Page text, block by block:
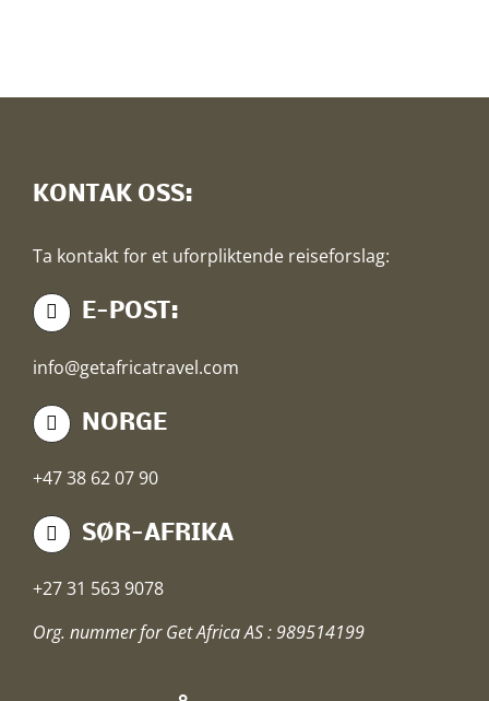
KONTAK OSS:
Ta kontakt for et uforpliktende reiseforslag:
E-POST:
info@getafricatravel.com
NORGE
+47 38 62 07 90
SØR-AFRIKA
+27 31 563 9078
Org. nummer for Get Africa AS : 989514199